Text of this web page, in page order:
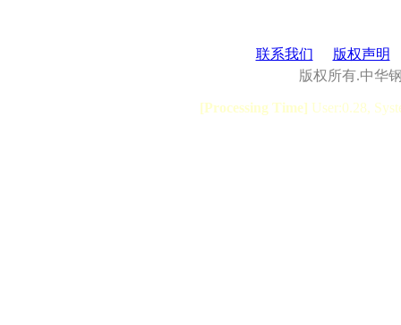
联系我们
版权声明
版权所有.中华
[Processing Time] User:0.28,